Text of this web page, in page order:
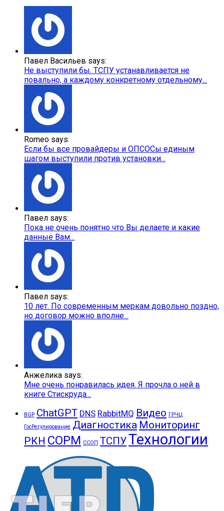
Павел Васильев says:
Не выступили бы. ТСПУ устанавливается не
повально, а каждому конкретному отдельному...
Romeo says:
Если бы все провайдеры и ОПСОСы единым
шагом выступили против установки...
Павел says:
Пока не очень понятно что Вы делаете и какие
данные Вам...
Павел says:
10 лет. По современным меркам довольно поздно,
но договор можно вполне...
Анжелика says:
Мне очень понравилась идея. Я прочла о ней в
книге Стискруда...
BGP ChatGPT DNS RabbitMQ Видео ГРЧЦ
ГосРегулирование Диагностика Мониторинг
РКН СОРМ ССОП ТСПУТехнологии